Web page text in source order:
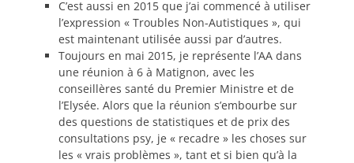
C’est aussi en 2015 que j’ai commencé à utiliser
l’expression « Troubles Non-Autistiques », qui
est maintenant utilisée aussi par d’autres.
Toujours en mai 2015, je représente l’AA dans
une réunion à 6 à Matignon, avec les
conseillères santé du Premier Ministre et de
l’Elysée. Alors que la réunion s’embourbe sur
des questions de statistiques et de prix des
consultations psy, je « recadre » les choses sur
les « vrais problèmes », tant et si bien qu’à la